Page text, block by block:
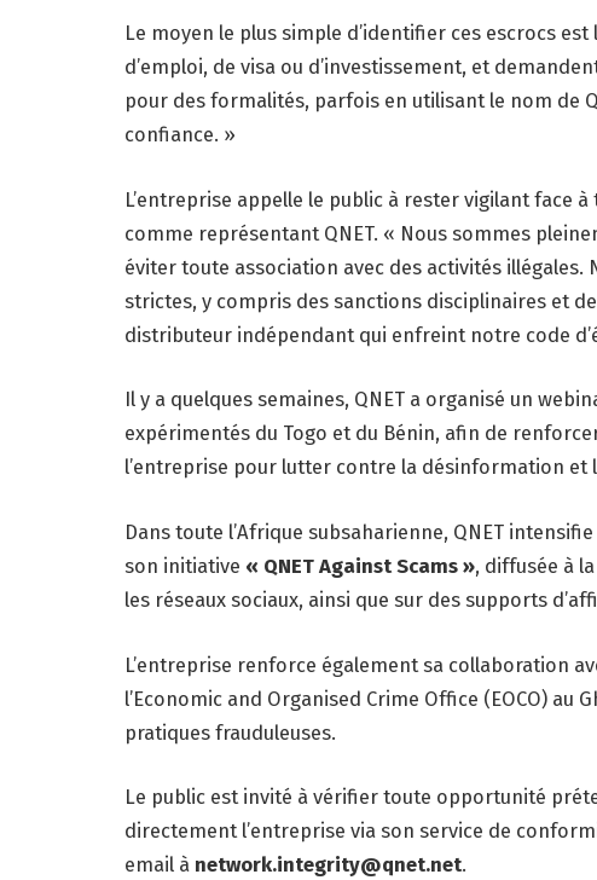
Le moyen le plus simple d’identifier ces escrocs
d’emploi, de visa ou d’investissement, et
pour des formalités, parfois en utilisant le nom de
confiance. »
L’entreprise appelle le public à rester vigilant face
comme représentant QNET. « Nous sommes
éviter toute association avec des activités
strictes, y compris des sanctions disciplinaires et
distributeur indépendant qui enfreint notre code
Il y a quelques semaines, QNET a organisé un
expérimentés du Togo et du Bénin, afin de
l’entreprise pour lutter contre la désinformation et
Dans toute l’Afrique subsaharienne, QNET
son initiative « QNET Against Scams », diffusée à
les réseaux sociaux, ainsi que sur des supports
L’entreprise renforce également sa collaboration
l’Economic and Organised Crime Office (EOCO)
pratiques frauduleuses.
Le public est invité à vérifier toute opportunité
directement l’entreprise via son service de
email à network.integrity@qnet.net.